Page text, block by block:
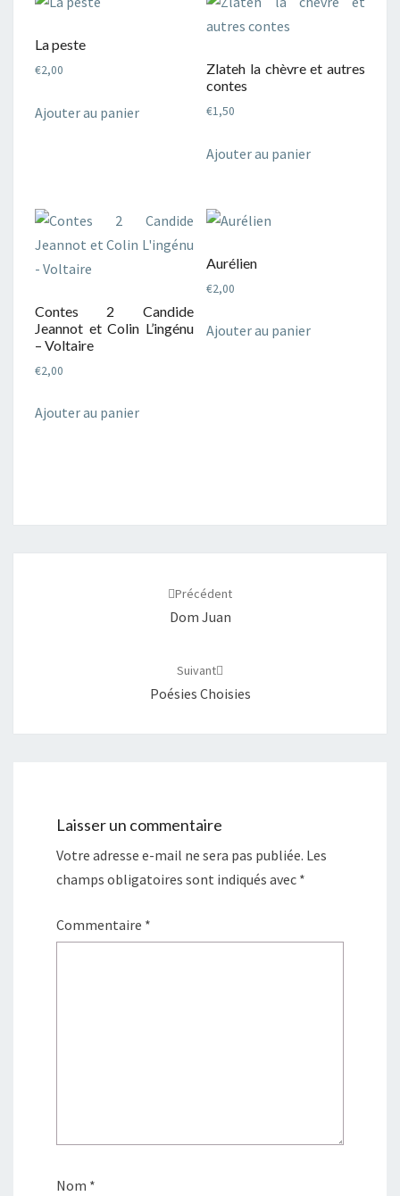
La peste
€2,00
Ajouter au panier
Zlateh la chèvre et autres
contes
€1,50
Ajouter au panier
Contes 2 Candide
Jeannot et Colin L’ingénu
– Voltaire
€2,00
Ajouter au panier
Aurélien
€2,00
Ajouter au panier
Précédent
Dom Juan
Suivant
Poésies Choisies
Laisser un commentaire
Votre adresse e-mail ne sera pas publiée. Les
champs obligatoires sont indiqués avec *
Commentaire *
Nom *